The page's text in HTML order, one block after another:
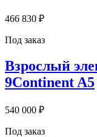
466 830 ₽
Под заказ
Взрослый
9Continent A5
540 000 ₽
Под заказ